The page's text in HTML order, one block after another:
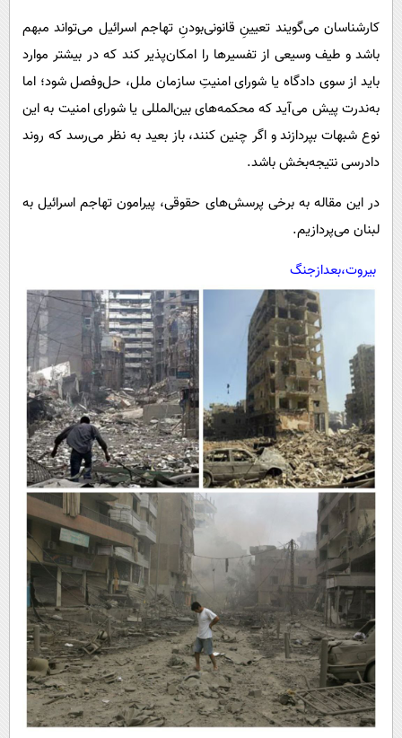
کارشناسان می‌گویند تعیینِ قانونی‌بودنِ تهاجم اسرائیل می‌تواند مبهم
باشد و طیف وسیعی از تفسیرها را امکان‌پذیر کند که در بیشتر موارد
باید از سوی دادگاه یا شورای امنیتِ سازمان ملل، حل‌وفصل شود؛ اما
به‌ندرت پیش می‌آید که محکمه‌های بین‌المللی یا شورای امنیت به این
نوع شبهات بپردازند و اگر چنین کنند، باز بعید به نظر می‌رسد که روند
دادرسی نتیجه‌بخش باشد.
در این مقاله به برخی پرسش‌های حقوقی، پیرامون تهاجم اسرائیل به
لبنان می‌پردازیم.
بیروت،بعدازجنگ